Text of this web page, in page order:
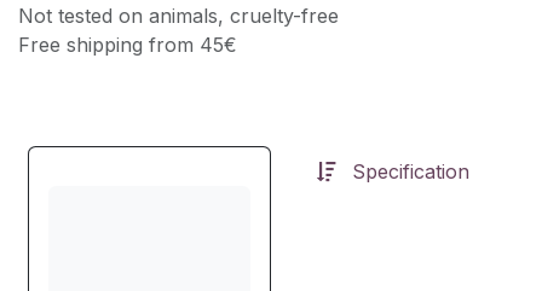
Not tested on animals, cruelty-free
Free shipping from 45€
Specification